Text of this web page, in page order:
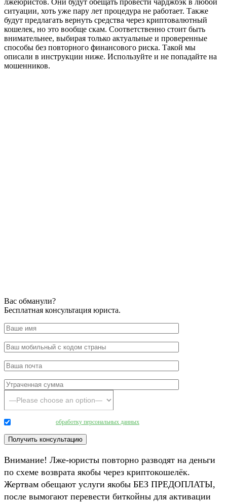
лжеюристов. Они будут обещать провести чарджбэк в любой
ситуации, хоть уже пару лет процедура не работает. Также
будут предлагать вернуть средства через криптовалютный
кошелек, но это вообще скам. Соответственно стоит быть
внимательнее, выбирая только актуальные и проверенные
способы без повторного финансового риска. Такой мы
описали в инструкции ниже. Используйте и не попадайте на
мошенников.
Вас обманули?
Бесплатная консультация юриста.
обработку персональных данных
Внимание! Лже-юристы повторно разводят на деньги
по схеме возврата якобы через криптокошелёк.
Жертвам обещают услуги якобы БЕЗ ПРЕДОПЛАТЫ,
после вымогают перевести биткойны для активации